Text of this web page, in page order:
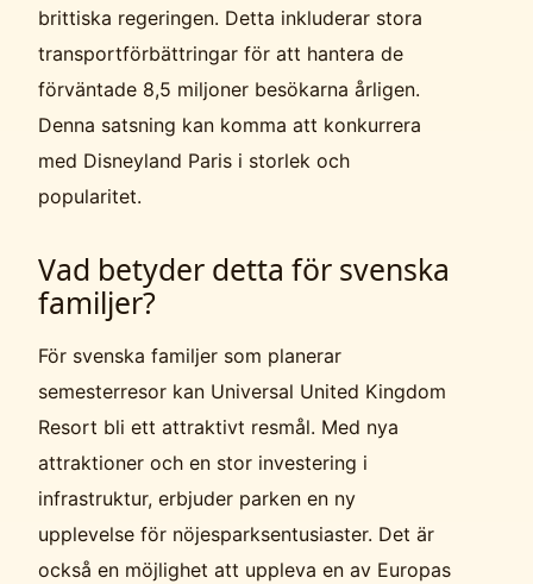
brittiska regeringen. Detta inkluderar stora
transportförbättringar för att hantera de
förväntade 8,5 miljoner besökarna årligen.
Denna satsning kan komma att konkurrera
med Disneyland Paris i storlek och
popularitet.
Vad betyder detta för svenska
familjer?
För svenska familjer som planerar
semesterresor kan Universal United Kingdom
Resort bli ett attraktivt resmål. Med nya
attraktioner och en stor investering i
infrastruktur, erbjuder parken en ny
upplevelse för nöjesparksentusiaster. Det är
också en möjlighet att uppleva en av Europas